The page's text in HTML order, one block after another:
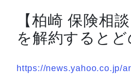
【柏崎 保険相
を解約すると
https://news.yahoo.co.jp/